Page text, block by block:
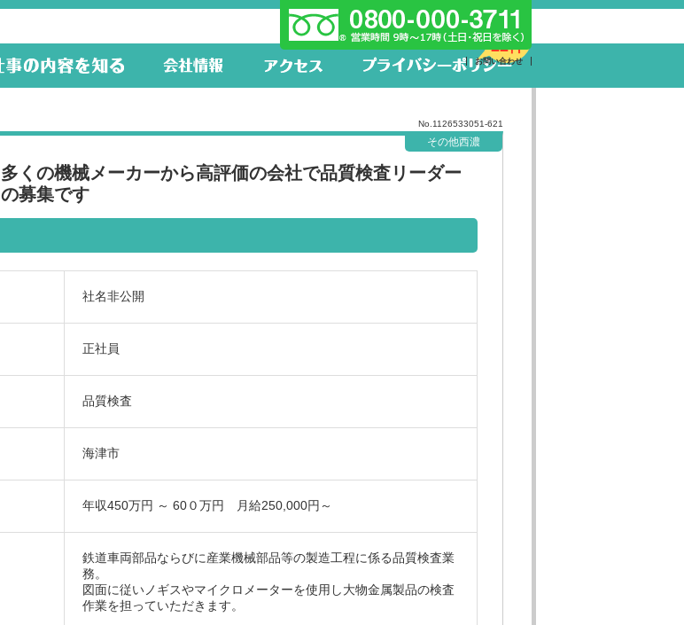
新着求人
22件
お問い合わせ
No.1126533051-621
その他西濃
多くの機械メーカーから高評価の会社で品質検査リーダー
の募集です
社名非公開
正社員
品質検査
海津市
年収450万円 ～ 60０万円 月給250,000円～
鉄道車両部品ならびに産業機械部品等の製造工程に係る品質検査業
務。
図面に従いノギスやマイクロメーターを使用し大物金属製品の検査
作業を担っていただきます。